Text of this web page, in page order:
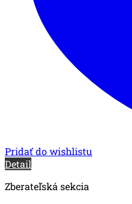
Pridať do wishlistu
Detail
Zberateľská sekcia